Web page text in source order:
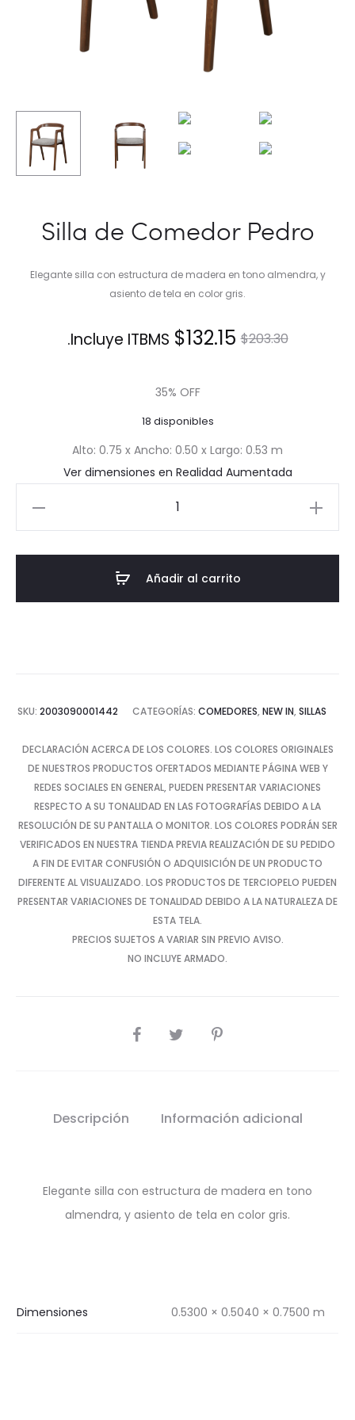
Silla de Comedor Pedro
Elegante silla con estructura de madera en tono almendra, y
asiento de tela en color gris.
$203.30
El
original
era:
$203.30.
$132.15
El
actual
es:
$132.15.
Incluye ITBMS.
35% OFF
18 disponibles
Alto: 0.75 x Ancho: 0.50 x Largo: 0.53 m
Ver dimensiones en Realidad Aumentada
Añadir al carrito
SKU: 2003090001442 CATEGORÍAS: COMEDORES, NEW IN, SILLAS
DECLARACIÓN ACERCA DE LOS COLORES. LOS COLORES ORIGINALES
DE NUESTROS PRODUCTOS OFERTADOS MEDIANTE PÁGINA WEB Y
REDES SOCIALES EN GENERAL, PUEDEN PRESENTAR VARIACIONES
RESPECTO A SU TONALIDAD EN LAS FOTOGRAFÍAS DEBIDO A LA
RESOLUCIÓN DE SU PANTALLA O MONITOR. LOS COLORES PODRÁN SER
VERIFICADOS EN NUESTRA TIENDA PREVIA REALIZACIÓN DE SU PEDIDO
A FIN DE EVITAR CONFUSIÓN O ADQUISICIÓN DE UN PRODUCTO
DIFERENTE AL VISUALIZADO. LOS PRODUCTOS DE TERCIOPELO PUEDEN
PRESENTAR VARIACIONES DE TONALIDAD DEBIDO A LA NATURALEZA DE
ESTA TELA.
PRECIOS SUJETOS A VARIAR SIN PREVIO AVISO.
NO INCLUYE ARMADO.
SHARE
Descripción Información adicional
Elegante silla con estructura de madera en tono
almendra, y asiento de tela en color gris.
Dimensiones 0.5300 × 0.5040 × 0.7500 m